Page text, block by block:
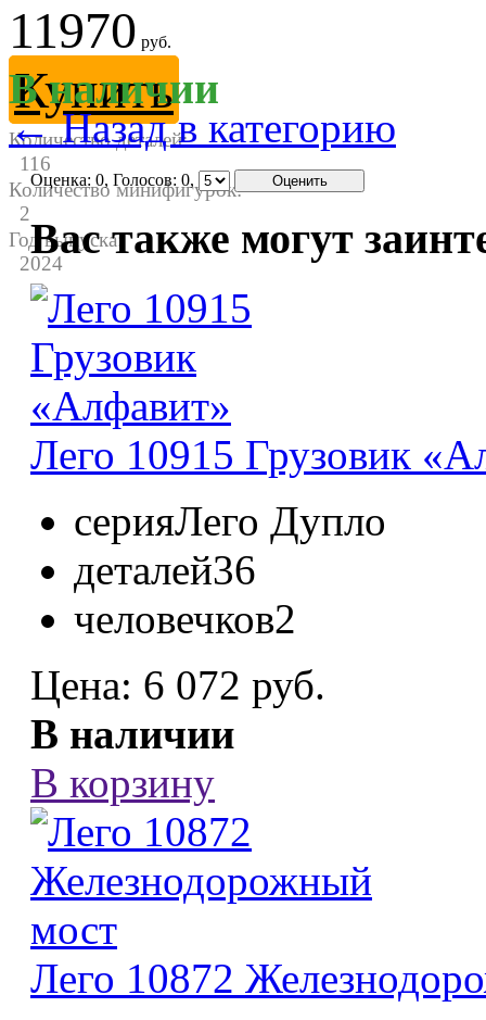
11970 руб.
В наличии
Купить
Количество деталей:
116
Количество минифигурок:
2
Год выпуска:
2024
← Назад в категорию
Оценка: 0, Голосов: 0,
Вас также могут
Лего 10915 Грузовик
серияЛего Дупло
деталей36
человечков2
Цена: 6 072 руб.
В наличии
В корзину
Лего 10872